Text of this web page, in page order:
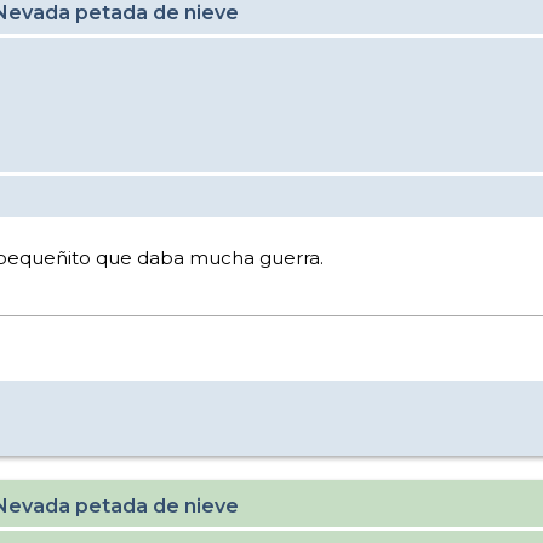
petada de nieve
que daba mucha guerra.
petada de nieve